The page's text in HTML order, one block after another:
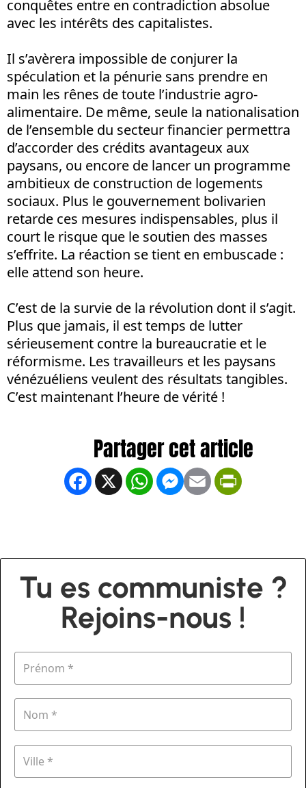
conquêtes entre en contradiction absolue
avec les intérêts des capitalistes.
Il s’avèrera impossible de conjurer la
spéculation et la pénurie sans prendre en
main les rênes de toute l’industrie agro-
alimentaire. De même, seule la nationalisation
de l’ensemble du secteur financier permettra
d’accorder des crédits avantageux aux
paysans, ou encore de lancer un programme
ambitieux de construction de logements
sociaux. Plus le gouvernement bolivarien
retarde ces mesures indispensables, plus il
court le risque que le soutien des masses
s’effrite. La réaction se tient en embuscade :
elle attend son heure.
C’est de la survie de la révolution dont il s’agit.
Plus que jamais, il est temps de lutter
sérieusement contre la bureaucratie et le
réformisme. Les travailleurs et les paysans
vénézuéliens veulent des résultats tangibles.
C’est maintenant l’heure de vérité !
Facebook
X WhatsApp
Messenger
Email
Tu es communiste ?
Rejoins-nous !